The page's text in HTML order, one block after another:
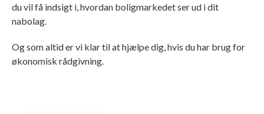
du vil få indsigt i, hvordan boligmarkedet ser ud i dit
nabolag.
Og som altid er vi klar til at hjælpe dig, hvis du har brug for
økonomisk rådgivning.